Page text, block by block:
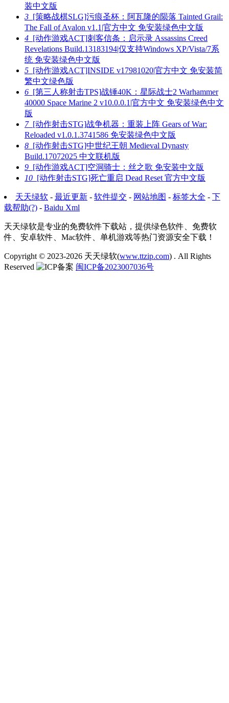
装中文版
3 [策略战棋SLG]污痕圣杯：阿瓦隆的陨落 Tainted Grail:
The Fall of Avalon v1.1|官方中文 免安装绿色中文版
4 [动作游戏ACT]刺客信条：启示录 Assassins Creed
Revelations Build.13183194|仅支持Windows XP/Vista/7系
统 免安装绿色中文版
5 [动作游戏ACT]INSIDE v17981020|官方中文 免安装简
繁中文绿色版
6 [第三人称射击TPS]战锤40K：星际战士2 Warhammer
40000 Space Marine 2 v10.0.0.1|官方中文 免安装绿色中文
版
7[动作射击STG]战争机器：重装上阵 Gears of War:
Reloaded v1.0.1.3741586 免安装绿色中文版
8 [动作射击STG]中世纪王朝 Medieval Dynasty
Build.17072025 中文联机版
9 [动作游戏ACT]空洞骑士：丝之歌 免安装中文版
10 [动作射击STG]死亡重启 Dead Reset 官方中文版
天天绿软 - 最近更新 - 软件提交 - 网站地图 - 标签大全 - 下
载帮助(?) - Baidu Xml
天天绿软是专业的免费软件下载站，提供绿色软件、免费软
件、安卓软件、Mac软件、单机游戏等热门资源安全下载！
Copyright © 2023-2026 天天绿软(www.ttzip.com) . All Rights
Reserved
闽ICP备2023007036号